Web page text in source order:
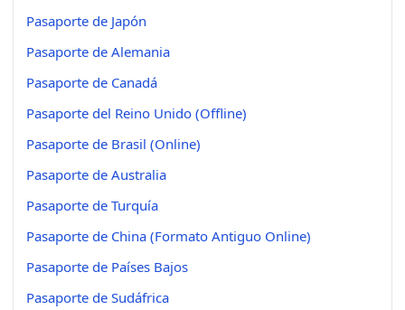
Pasaporte de Japón
Pasaporte de Alemania
Pasaporte de Canadá
Pasaporte del Reino Unido (Offline)
Pasaporte de Brasil (Online)
Pasaporte de Australia
Pasaporte de Turquía
Pasaporte de China (Formato Antiguo Online)
Pasaporte de Países Bajos
Pasaporte de Sudáfrica